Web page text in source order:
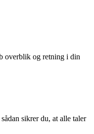
overblik og retning i din
sikrer du, at alle taler